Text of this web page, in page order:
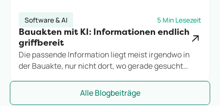
Software & AI 5 Min Lesezeit
Bauakten mit KI: Informationen endlich
griffbereit
Die passende Information liegt meist irgendwo in
der Bauakte, nur nicht dort, wo gerade gesucht
Rechnungen, Verträge und E-Mails im Projektalltag
schneller auffindbar macht.
Alle Blogbeiträge